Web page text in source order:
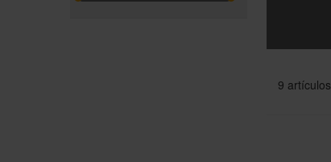
9 artículos